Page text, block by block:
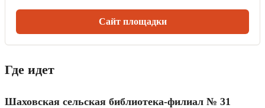
Сайт площадки
Где идет
Шаховская сельская библиотека-филиал № 31